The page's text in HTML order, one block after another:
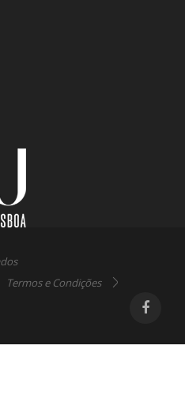
Termos e Condições